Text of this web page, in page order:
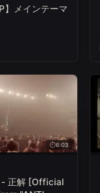
】メインテーマ
6:03
- 正解 [Official